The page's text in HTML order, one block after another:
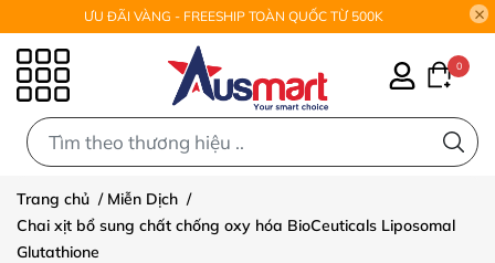
ƯU ĐÃI VÀNG - FREESHIP TOÀN QUỐC TỪ 500K
0
Trang chủ / Miễn Dịch /
Chai xịt bổ sung chất chống oxy hóa BioCeuticals Liposomal
Glutathione